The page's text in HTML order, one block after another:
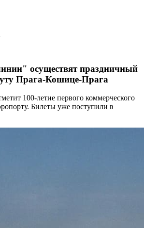
осуществят праздничный
Прага-Кошице-Прага
100-летие первого коммерческого
Билеты уже поступили в